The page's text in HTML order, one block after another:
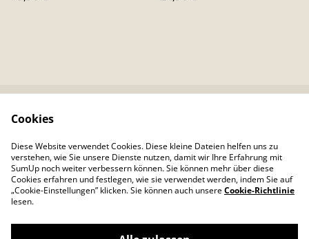
Kontaktieren Sie uns
Datenschutzbestimm
ungen von SumUp
Cookie-Richtlinie
Cookies
Diese Website verwendet Cookies. Diese kleine Dateien helfen uns zu
verstehen, wie Sie unsere Dienste nutzen, damit wir Ihre Erfahrung mit
SumUp noch weiter verbessern können. Sie können mehr über diese
Cookies erfahren und festlegen, wie sie verwendet werden, indem Sie auf
„Cookie-Einstellungen” klicken. Sie können auch unsereCookie-Richtlinie
lesen.